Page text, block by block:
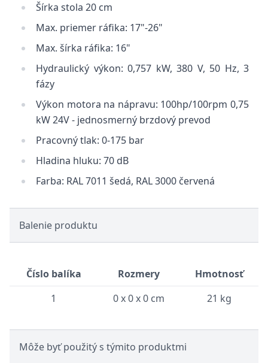
Šírka stola 20 cm
Max. priemer ráfika: 17"-26"
Max. šírka ráfika: 16"
Hydraulický výkon: 0,757 kW, 380 V, 50 Hz, 3
fázy
Výkon motora na nápravu: 100hp/100rpm 0,75
kW 24V - jednosmerný brzdový prevod
Pracovný tlak: 0-175 bar
Hladina hluku: 70 dB
Farba: RAL 7011 šedá, RAL 3000 červená
Balenie produktu
Číslo balíka Rozmery
Hmotnosť
1
0 x 0 x 0 cm 21 kg
Môže byť použitý s týmito produktmi